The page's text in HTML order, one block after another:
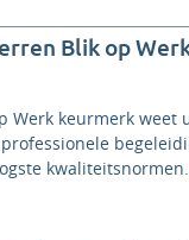
Blik op
Werk keurmerk weet
kwaliteitsnormen.